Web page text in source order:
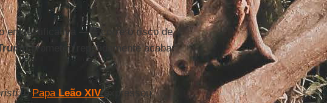
em justificativa — e corre o risco de
prometeu repetidamente acabar
, oPapa Leão XIV expressou